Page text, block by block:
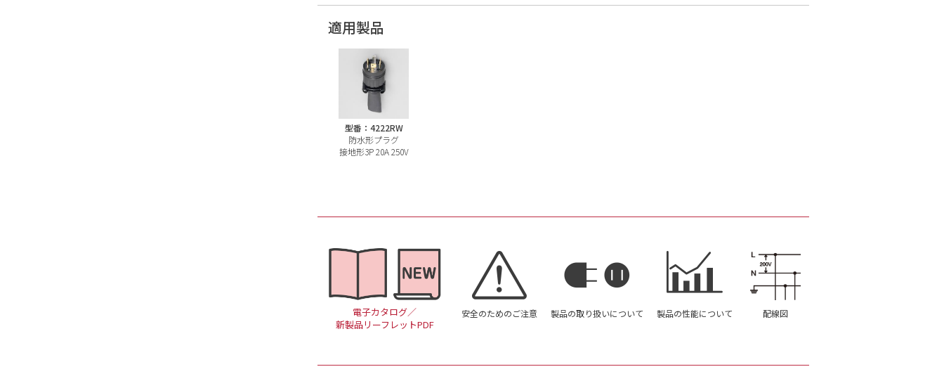
適用製品
型番：4222RW
防水形プラグ
接地形3P 20A 250V
電子カタログ／
新製品リーフレットPDF
安全のためのご注意 製品の取り扱いについて 製品の性能について 配線図